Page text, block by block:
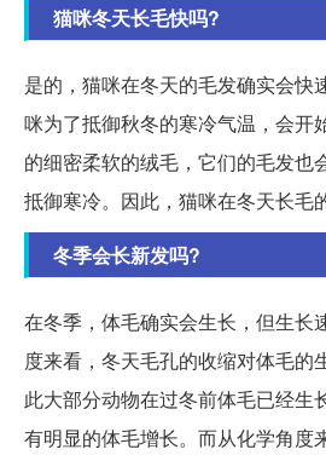
猫咪冬天长毛快吗?
是的，猫咪在冬天的毛发确实会快
咪为了抵御秋冬的寒冷气温，会开
的细密柔软的绒毛，它们的毛发也
抵御寒冷。因此，猫咪在冬天长毛
冬季会长新发吗?
在冬季，体毛确实会生长，但生长
度来看，冬天毛孔的收缩对体毛的
此大部分动物在过冬前体毛已经生
有明显的体毛增长。而从化学角度